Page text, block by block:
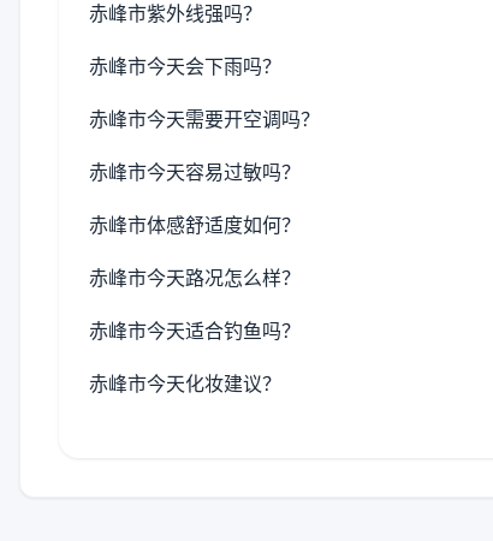
赤峰市紫外线强吗？
赤峰市今天会下雨吗？
赤峰市今天需要开空调吗？
赤峰市今天容易过敏吗？
赤峰市体感舒适度如何？
赤峰市今天路况怎么样？
赤峰市今天适合钓鱼吗？
赤峰市今天化妆建议？